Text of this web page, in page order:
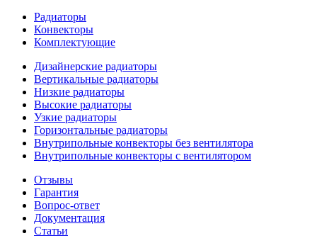
Радиаторы
Конвекторы
Комплектующие
Дизайнерские радиаторы
Вертикальные радиаторы
Низкие радиаторы
Высокие радиаторы
Узкие радиаторы
Горизонтальные радиаторы
Внутрипольные конвекторы без вентилятора
Внутрипольные конвекторы с вентилятором
Отзывы
Гарантия
Вопрос-ответ
Документация
Статьи